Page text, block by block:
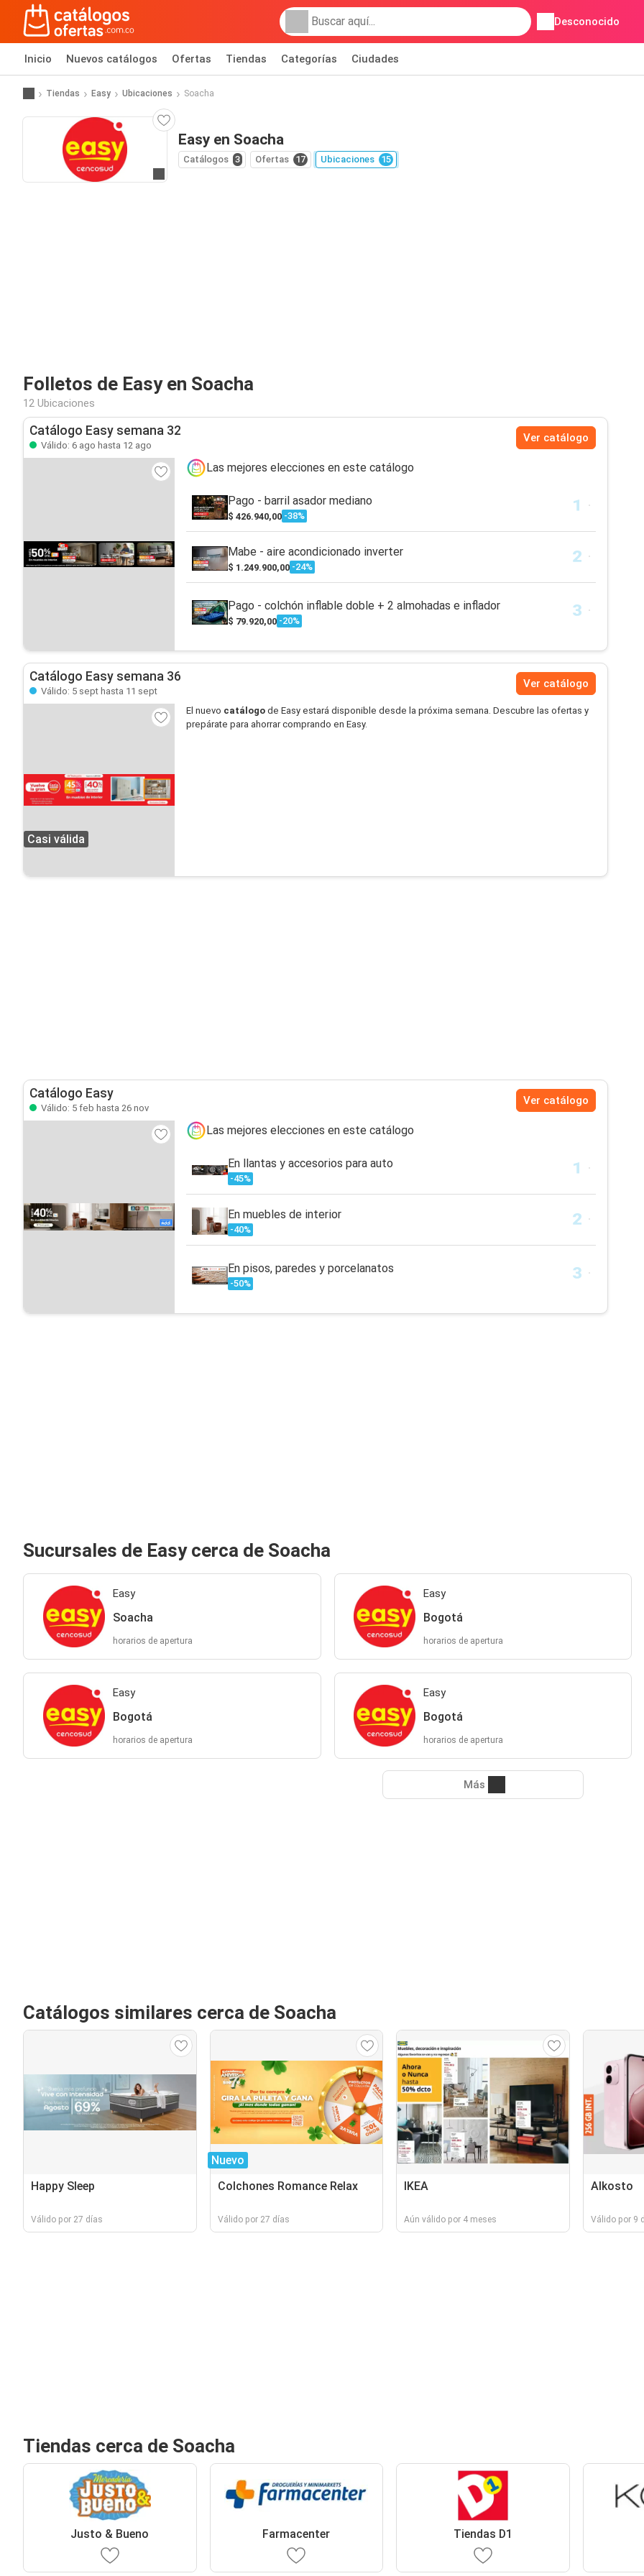
Desconocido
Inicio Nuevos catálogos Ofertas Tiendas Categorías Ciudades
Tiendas Easy Ubicaciones Soacha
Easy en Soacha
Catálogos 3 Ofertas 17 Ubicaciones 15
Folletos de Easy en Soacha
12 Ubicaciones
Catálogo Easy semana 32
Válido: 6 ago hasta 12 ago
Ver catálogo
Las mejores elecciones en este catálogo
Pago - barril asador mediano
$ 426.940,00 -38%
Mabe - aire acondicionado inverter
$ 1.249.900,00 -24%
Pago - colchón inflable doble + 2 almohadas e inflador
$ 79.920,00 -20%
Catálogo Easy semana 36
Válido: 5 sept hasta 11 sept
Ver catálogo
Casi válida
El nuevo catálogo de Easy estará disponible desde la próxima semana. Descubre las ofertas y
prepárate para ahorrar comprando en Easy.
Catálogo Easy
Válido: 5 feb hasta 26 nov
Ver catálogo
Las mejores elecciones en este catálogo
En llantas y accesorios para auto
-45%
En muebles de interior
-40%
En pisos, paredes y porcelanatos
-50%
Sucursales de Easy cerca de Soacha
Easy
Soacha
horarios de apertura
Easy
Bogotá
horarios de apertura
Easy
Bogotá
horarios de apertura
Easy
Bogotá
horarios de apertura
Más
Catálogos similares cerca de Soacha
Happy Sleep
Válido por 27 días
Nuevo
Colchones Romance Relax
Válido por 27 días
IKEA
Aún válido por 4 meses
Alkosto
Válido por 9
Tiendas cerca de Soacha
Justo & Bueno Farmacenter Tiendas D1